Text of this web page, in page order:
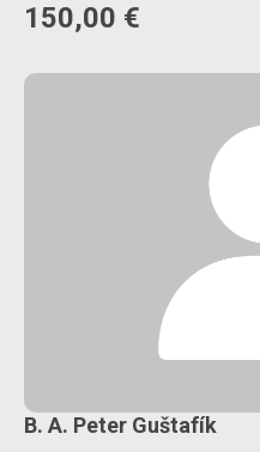
150,00 €
B. A. Peter Guštafík